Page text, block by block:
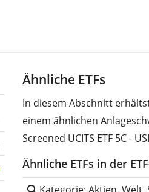
Ähnliche ETFs
In diesem Abschnitt
einem ähnlichen
Screened UCITS ETF 5C -
Ähnliche ETFs in der